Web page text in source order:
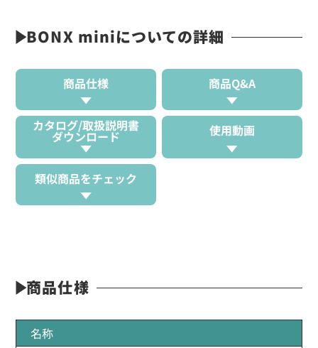
BONX miniについての詳細
商品仕様 商品Q&A
カタログ/取扱説明書
ダウンロード 使用動画
類似商品をチェック
商品仕様
名称